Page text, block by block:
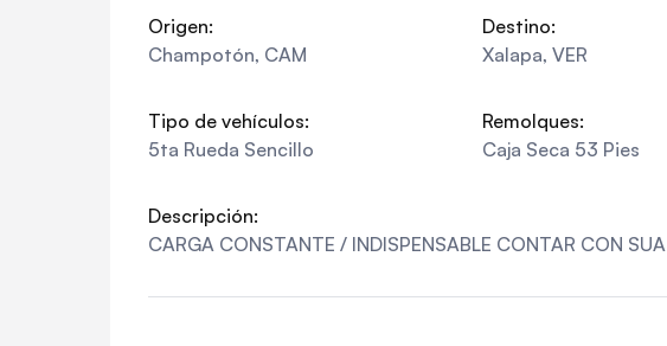
Origen:
Champotón, CAM
Destino:
Xalapa, VER
Tipo de vehículos:
5ta Rueda Sencillo
Remolques:
Caja Seca 53 Pies
Descripción:
CARGA CONSTANTE / INDISPENSABLE CONTAR CON SUA